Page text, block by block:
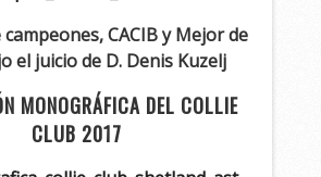
campeones, CACIB y Mejor de
el juicio de D. Denis Kuzelj
MONOGRÁFICA DEL COLLIE
CLUB 2017